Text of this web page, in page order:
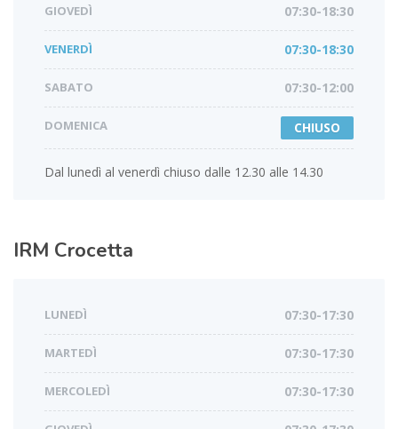
GIOVEDÌ 07:30-18:30
VENERDÌ 07:30-18:30
SABATO 07:30-12:00
DOMENICA CHIUSO
Dal lunedì al venerdì chiuso dalle 12.30 alle 14.30
IRM Crocetta
LUNEDÌ 07:30-17:30
MARTEDÌ 07:30-17:30
MERCOLEDÌ 07:30-17:30